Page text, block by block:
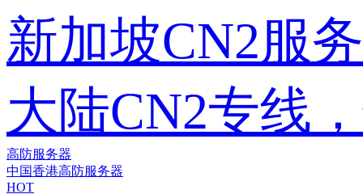
新加坡CN2服
大陆CN2专线
高防服务器
中国香港高防服务器
HOT